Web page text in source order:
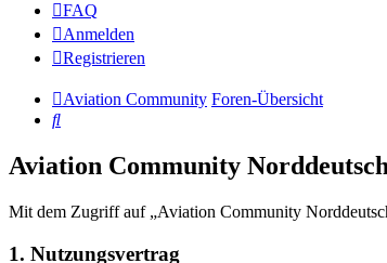
FAQ
Anmelden
Registrieren
Aviation Community Foren-Übersicht
Suche
Aviation Community
Mit dem Zugriff auf „Aviation Community
1. Nutzungsvertrag